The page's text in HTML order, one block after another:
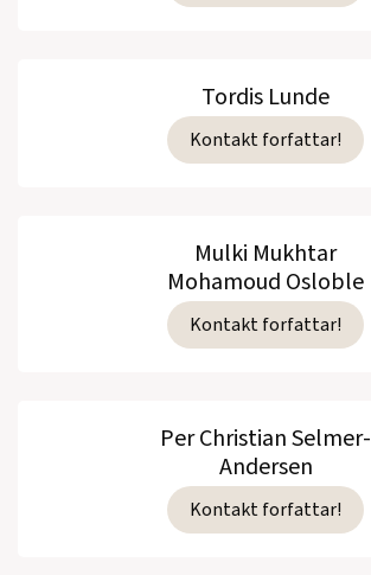
Tordis Lunde
Kontakt forfattar!
Mulki Mukhtar
Mohamoud Osloble
Kontakt forfattar!
Per Christian Selmer-
Andersen
Kontakt forfattar!